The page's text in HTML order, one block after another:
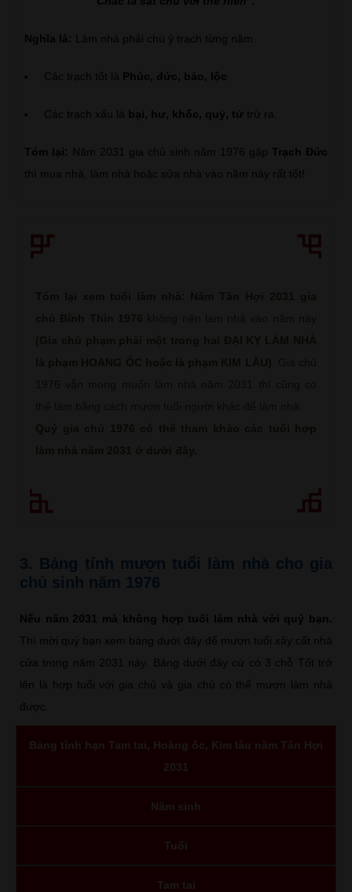
Nghĩa là: Làm nhà phải chú ý trạch từng năm.
Các trạch tốt là Phúc, đức, bảo, lộc
Các trạch xấu là bại, hư, khốc, quỷ, tử trừ ra.
Tóm lại: Năm 2031 gia chủ sinh năm 1976 gặp Trạch Đức
thì mua nhà, làm nhà hoặc sửa nhà vào năm này rất tốt!
3. Bảng tính mượn tuổi làm nhà cho gia
chủ sinh năm 1976
Nếu năm 2031 mà không hợp tuổi làm nhà với quý bạn.
Thì mời quý bạn xem bảng dưới đây để mượn tuổi xây cất nhà
cửa trong năm 2031 này. Bảng dưới đây cứ có 3 chỗ Tốt trở
lên là hợp tuổi với gia chủ và gia chủ có thể mượn làm nhà
được.
Bảng tính hạn Tam tai, Hoàng ốc, Kim lâu năm Tân Hợi
2031
Năm sinh
Tuổi
Tam tai